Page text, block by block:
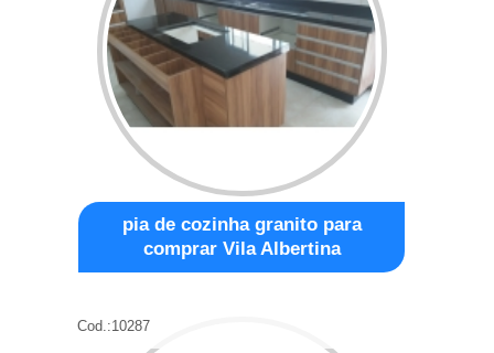
pia de cozinha granito para
comprar Vila Albertina
Cod.:10287